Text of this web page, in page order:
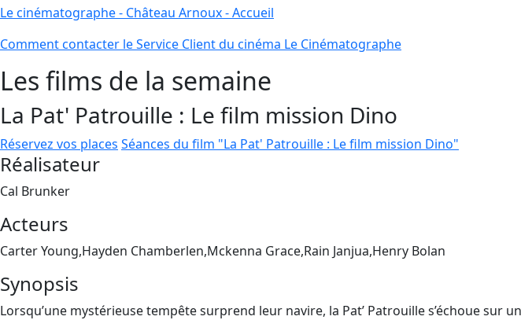
Le cinématographe - Château Arnoux - Accueil
Comment contacter le Service Client du cinéma Le Cinématographe
Les films de la semaine
La Pat' Patrouille : Le film mission Dino
Réservez vos places Séances du film "La Pat' Patrouille : Le film mission Dino"
Réalisateur
Cal Brunker
Acteurs
Carter Young,Hayden Chamberlen,Mckenna Grace,Rain Janjua,Henry Bolan
Synopsis
Lorsqu’une mystérieuse tempête surprend leur navire, la Pat’ Patrouille s’échoue